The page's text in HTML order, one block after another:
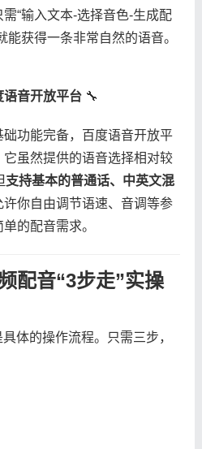
“输入文本-选择音色-生成配
能获得一条非常自然的语音。
语音开放平台​​ 🔧
功能完备，百度语音开放平
虽然提供的语音选择相对较
​支持基本的普通话、中英文混
许你自由调节语速、音调等参
的配音需求。
配音“3步走”实操
体的操作流程。只需三步，